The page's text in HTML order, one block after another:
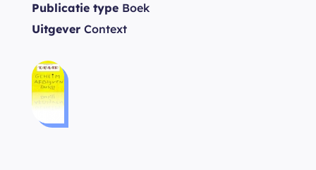
Publicatie type Boek
Uitgever Context